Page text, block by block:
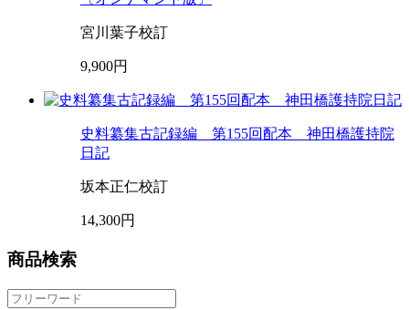
宮川葉子校訂
9,900円
史料纂集古記録編 第155回配本 神田橋護持院
日記
坂本正仁校訂
14,300円
商品検索